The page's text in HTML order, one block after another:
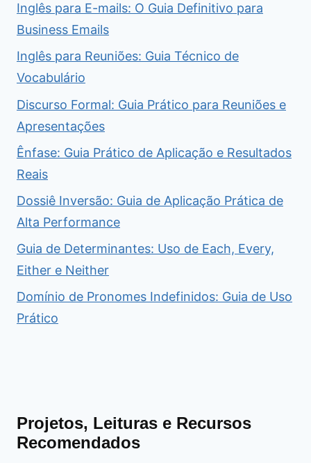
Inglês para E-mails: O Guia Definitivo para
Business Emails
Inglês para Reuniões: Guia Técnico de
Vocabulário
Discurso Formal: Guia Prático para Reuniões e
Apresentações
Ênfase: Guia Prático de Aplicação e Resultados
Reais
Dossiê Inversão: Guia de Aplicação Prática de
Alta Performance
Guia de Determinantes: Uso de Each, Every,
Either e Neither
Domínio de Pronomes Indefinidos: Guia de Uso
Prático
Projetos, Leituras e Recursos
Recomendados